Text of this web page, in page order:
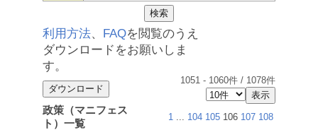
利用方法、 FAQを閲覧のうえ
ダウンロードをお願いしま
す。
1051 - 1060件 / 1078件
政策（マニフェス
ト）一覧
1 ... 104 105 106 107 108